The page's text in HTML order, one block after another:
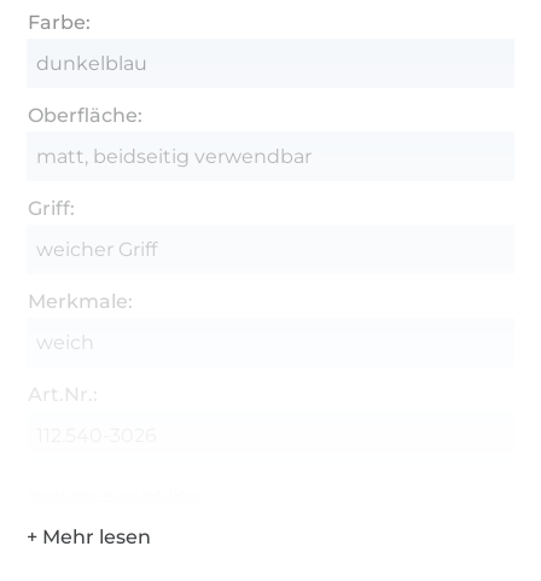
Farbe:
dunkelblau
Oberfläche:
matt, beidseitig verwendbar
Griff:
weicher Griff
Merkmale:
weich
Art.Nr.: